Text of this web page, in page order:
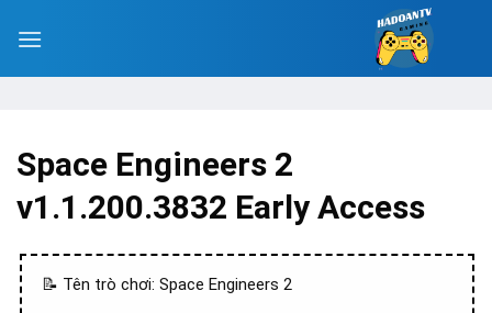
Space Engineers 2
v1.1.200.3832 Early Access
📝 Tên trò chơi: Space Engineers 2